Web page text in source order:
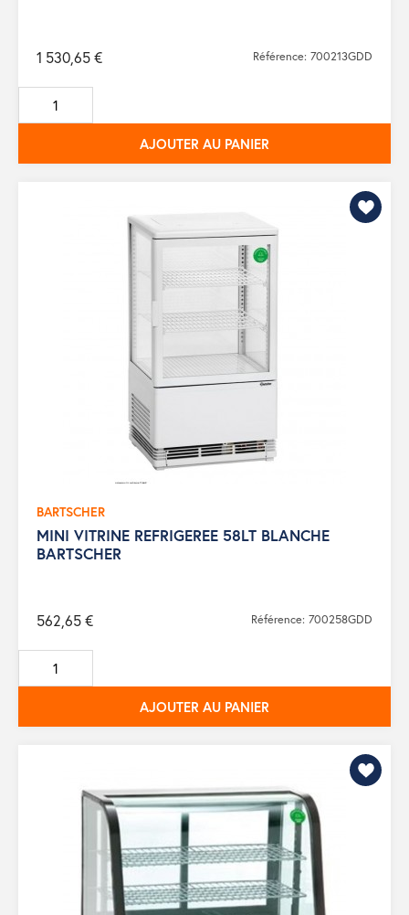
1 530,65 € Référence: 700213GDD
AJOUTER AU PANIER
BARTSCHER
MINI VITRINE REFRIGEREE 58LT BLANCHE
BARTSCHER
562,65 € Référence: 700258GDD
AJOUTER AU PANIER